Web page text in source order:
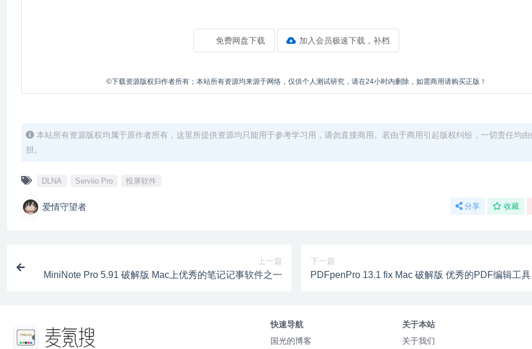
免费网盘下载 加入会员极速下载，补档
©下载资源版权归作者所有；本站所有资源均来源于网络，仅供个人测试研究，请在24小时内删除，如需商用请购买正版！
本站所有资源版权均属于原作者所有，这里所提供资源均只能用于参考学习用，请勿直接商用。若由于商用引起版权纠纷，一切责任均由
担。
DLNA Serviio Pro 投屏软件
爱情守望者 分享 收藏
上一篇
MiniNote Pro 5.91 破解版 Mac上优秀的笔记记事软件之一
下一篇
PDFpenPro 13.1 fix Mac 破解版 优秀的PDF编辑工具
快速导航
国光的博客
关于本站
关于我们